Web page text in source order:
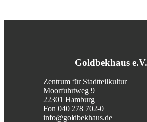
Goldbekhaus e.V.
Zentrum für Stadtteilkultur
Moorfuhrtweg 9
22301 Hamburg
Fon 040 278 702-0
info@goldbekhaus.de